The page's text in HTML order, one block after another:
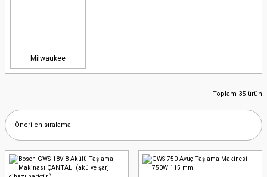
Milwaukee
Toplam 35 ürün